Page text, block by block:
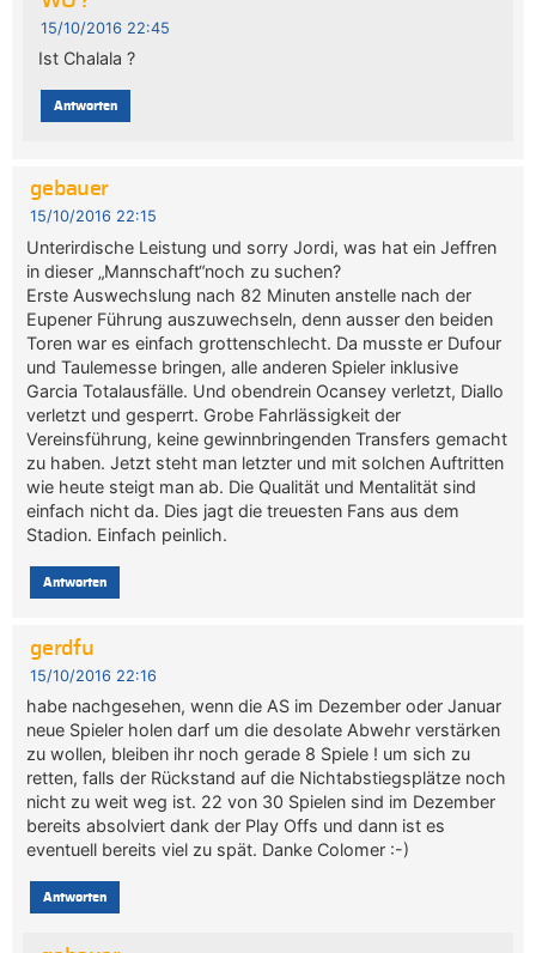
15/10/2016 22:45
Ist Chalala ?
Antworten
gebauer
15/10/2016 22:15
Unterirdische Leistung und sorry Jordi, was hat ein Jeffren
in dieser „Mannschaft“noch zu suchen?
Erste Auswechslung nach 82 Minuten anstelle nach der
Eupener Führung auszuwechseln, denn ausser den beiden
Toren war es einfach grottenschlecht. Da musste er Dufour
und Taulemesse bringen, alle anderen Spieler inklusive
Garcia Totalausfälle. Und obendrein Ocansey verletzt, Diallo
verletzt und gesperrt. Grobe Fahrlässigkeit der
Vereinsführung, keine gewinnbringenden Transfers gemacht
zu haben. Jetzt steht man letzter und mit solchen Auftritten
wie heute steigt man ab. Die Qualität und Mentalität sind
einfach nicht da. Dies jagt die treuesten Fans aus dem
Stadion. Einfach peinlich.
Antworten
gerdfu
15/10/2016 22:16
habe nachgesehen, wenn die AS im Dezember oder Januar
neue Spieler holen darf um die desolate Abwehr verstärken
zu wollen, bleiben ihr noch gerade 8 Spiele ! um sich zu
retten, falls der Rückstand auf die Nichtabstiegsplätze noch
nicht zu weit weg ist. 22 von 30 Spielen sind im Dezember
bereits absolviert dank der Play Offs und dann ist es
eventuell bereits viel zu spät. Danke Colomer :-)
Antworten